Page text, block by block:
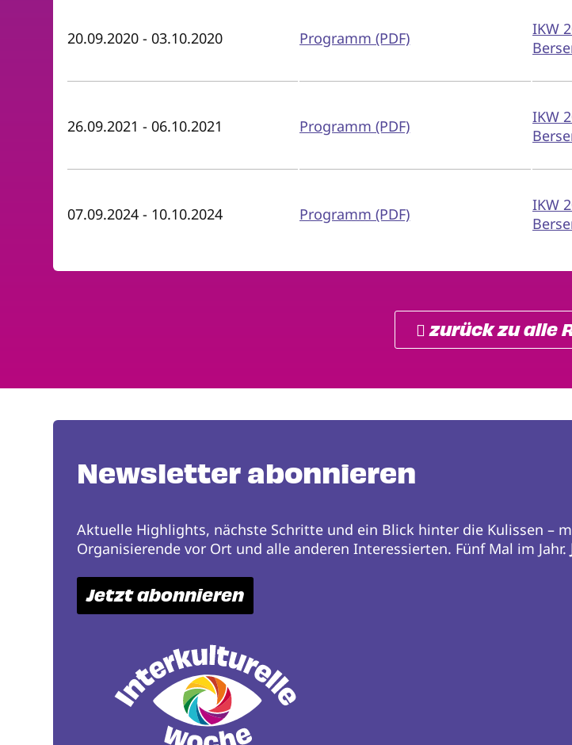
20.09.2020 -03.10.2020 Programm (PDF)
IKW
26.09.2021 -06.10.2021 Programm (PDF)
IKW
07.09.2024 - 10.10.2024 Programm (PDF)
IKW
 zurück zu alle
Newsletter abonnieren
Aktuelle Highlights, nächste Schritte und ein Blick hinter die Kulissen –
Organisierende vor Ort und alle anderen Interessierten. Fünf Mal im Jahr.
Jetzt abonnieren